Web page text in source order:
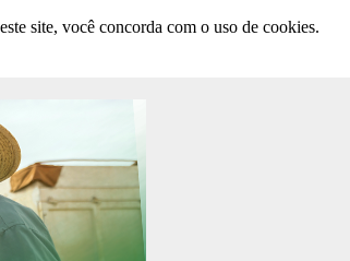
site, você concorda com o uso de cookies.